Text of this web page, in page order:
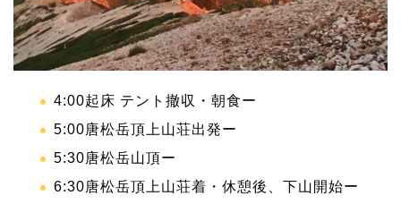
4:00起床 テント撤収・朝食ー
5:00唐松岳頂上山荘出発ー
5:30唐松岳山頂ー
6:30唐松岳頂上山荘着・休憩後、下山開始ー